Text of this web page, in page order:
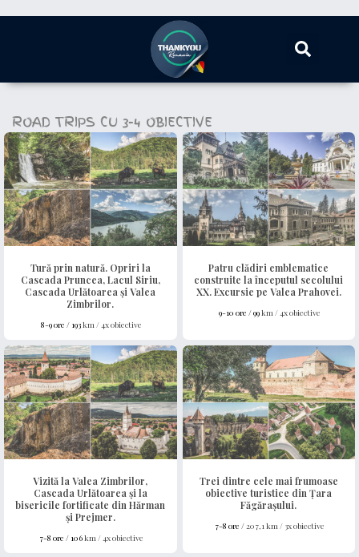
ROAD TRIPS CU 3-4 OBIECTIVE
Tură prin natură. Opriri la
Cascada Pruncea, Lacul Siriu,
Cascada Urlătoarea și Valea
Zimbrilor.
8-9 ore /193km / 4x obiective
Patru clădiri emblematice
construite la începutul secolului
XX. Excursie pe Valea Prahovei.
9-10 ore /99km / 4x obiective
Vizită la Valea Zimbrilor,
Cascada Urlătoarea și la
bisericile fortificate din Hărman
și Prejmer.
7-8 ore /106km / 4x obiective
Trei dintre cele mai frumoase
obiective turistice din Țara
Făgărașului.
7-8 ore /207,1 km / 3x obiective